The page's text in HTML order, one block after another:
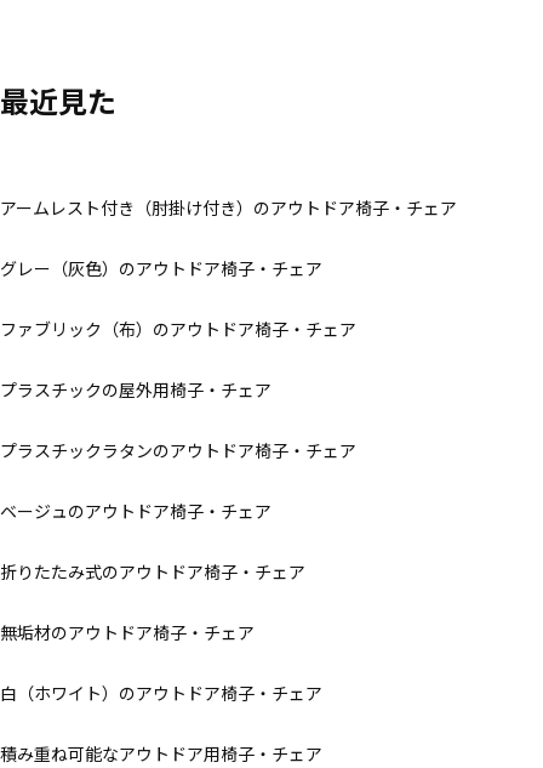
最近見た
アームレスト付き（肘掛け付き）のアウトドア椅子・チェア
グレー（灰色）のアウトドア椅子・チェア
ファブリック（布）のアウトドア椅子・チェア
プラスチックの屋外用椅子・チェア
プラスチックラタンのアウトドア椅子・チェア
ベージュのアウトドア椅子・チェア
折りたたみ式のアウトドア椅子・チェア
無垢材のアウトドア椅子・チェア
白（ホワイト）のアウトドア椅子・チェア
積み重ね可能なアウトドア用椅子・チェア